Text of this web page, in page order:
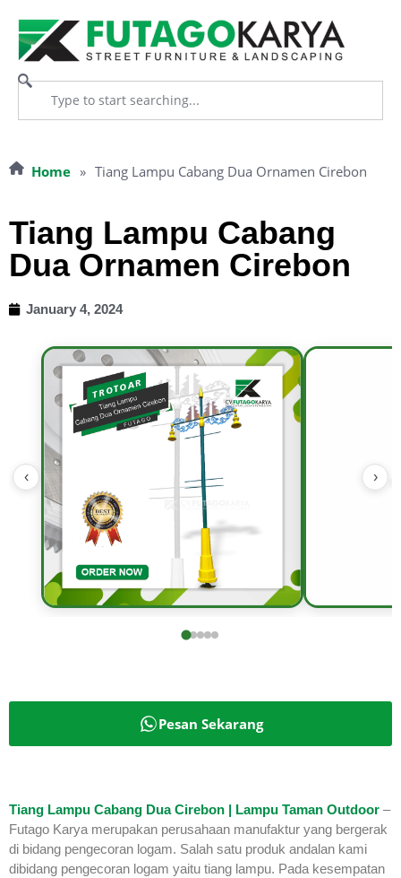
Home » Tiang Lampu Cabang Dua Ornamen Cirebon
Tiang Lampu Cabang
Dua Ornamen Cirebon
January 4, 2024
‹ ›
Pesan Sekarang
Tiang Lampu Cabang Dua Cirebon | Lampu Taman Outdoor –
Futago Karya merupakan perusahaan manufaktur yang bergerak
di bidang pengecoran logam. Salah satu produk andalan kami
dibidang pengecoran logam yaitu tiang lampu. Pada kesempatan